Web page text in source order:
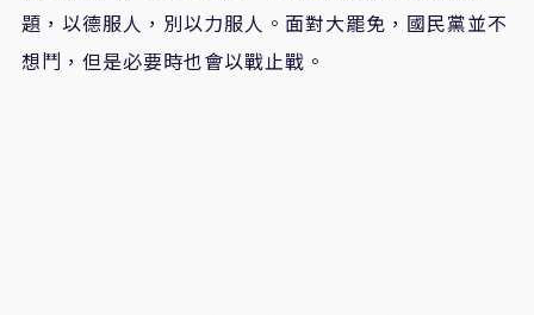
題，以德服人，別以力服人。面對大罷免，國民黨並不
想鬥，但是必要時也會以戰止戰。